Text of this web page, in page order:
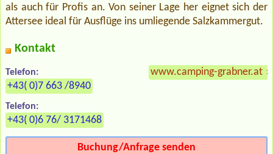
als auch für Profis an. Von seiner Lage her eignet sich der
Attersee ideal für Ausflüge ins umliegende Salzkammergut.
Kontakt
Telefon:
+43( 0)7 663 /8940
Telefon:
+43( 0)6 76/ 3171468
www.camping-grabner.at »
Buchung/Anfrage senden